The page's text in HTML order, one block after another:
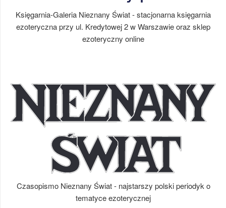
Księgarnia-Galeria Nieznany Świat - stacjonarna księgarnia
ezoteryczna przy ul. Kredytowej 2 w Warszawie oraz sklep
ezoteryczny online
Czasopismo Nieznany Świat - najstarszy polski periodyk o
tematyce ezoterycznej